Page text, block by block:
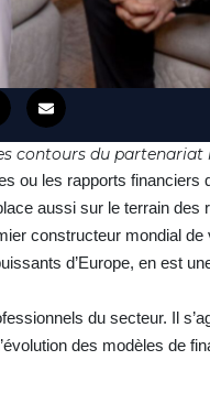
contours du
ou les rapports financiers
aussi sur le terrain des
constructeur mondial
d’Europe, en est
du secteur. Il
des modèles de